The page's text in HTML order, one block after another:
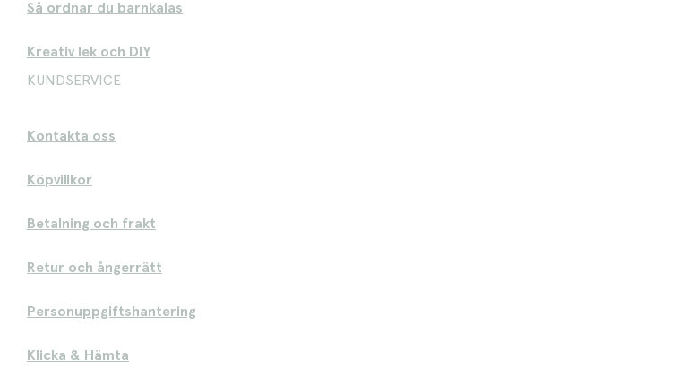
Så ordnar du barnkalas
Kreativ lek och DIY
KUNDSERVICE
Kontakta oss
Köpvillkor
Betalning och frakt
Retur och ångerrätt
Personuppgiftshantering
Klicka & Hämta